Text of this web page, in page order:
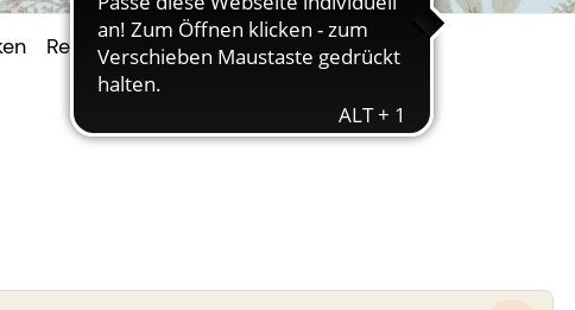
Rezept Einreichen